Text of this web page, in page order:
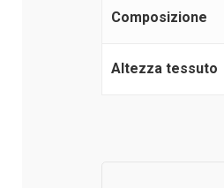
Composizione
Altezza tessuto